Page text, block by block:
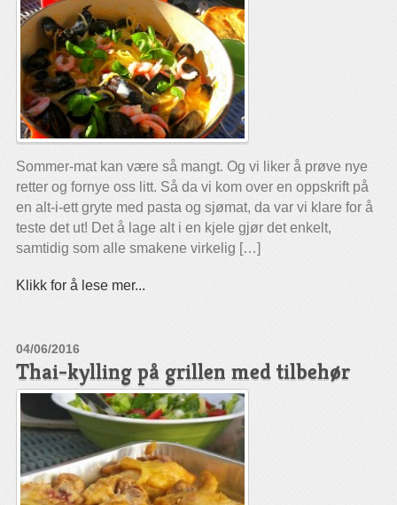
Sommer-mat kan være så mangt. Og vi liker å prøve nye
retter og fornye oss litt. Så da vi kom over en oppskrift på
en alt-i-ett gryte med pasta og sjømat, da var vi klare for å
teste det ut! Det å lage alt i en kjele gjør det enkelt,
samtidig som alle smakene virkelig […]
Klikk for å lese mer...
04/06/2016
Thai-kylling på grillen med tilbehør